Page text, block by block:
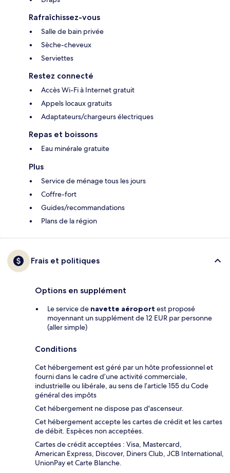
Rafraîchissez-vous
Salle de bain privée
Sèche-cheveux
Serviettes
Restez connecté
Accès Wi-Fi à Internet gratuit
Appels locaux gratuits
Adaptateurs/chargeurs électriques
Repas et boissons
Eau minérale gratuite
Plus
Service de ménage tous les jours
Coffre-fort
Guides/recommandations
Plans de la région
Frais et politiques
Options en supplément
Le service de navette aéroport est proposé
moyennant un supplément de 12 EUR par personne
(aller simple)
Conditions
Cet hébergement est géré par un hôte professionnel et
fourni dans le cadre d’une activité commerciale,
industrielle ou libérale, au sens de l’article 155 du Code
général des impôts
Cet hébergement ne dispose pas d'ascenseur.
Cet hébergement accepte les cartes de crédit et les cartes
de débit. Espèces non acceptées.
Cartes de crédit acceptées : Visa, Mastercard,
American Express, Discover, Diners Club, JCB International,
UnionPay et Carte Blanche.